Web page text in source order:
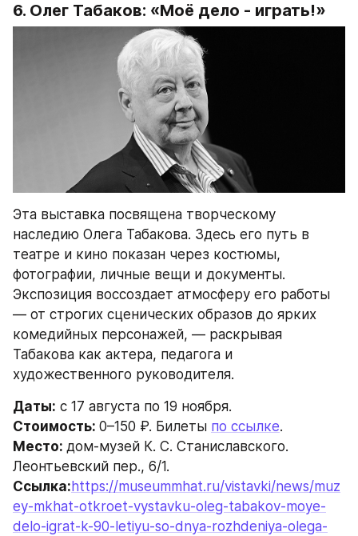
6. Олег Табаков: «Моё дело - играть!»
Эта выставка посвящена творческому
наследию Олега Табакова. Здесь его путь в
театре и кино показан через костюмы,
фотографии, личные вещи и документы.
Экспозиция воссоздает атмосферу его работы
— от строгих сценических образов до ярких
комедийных персонажей, — раскрывая
Табакова как актера, педагога и
художественного руководителя.
Даты: с 17 августа по 19 ноября.
Стоимость: 0–150 ₽. Билеты по ссылке.
Место: дом-музей К. С. Станиславского.
Леонтьевский пер., 6/1.
Ссылка: https://museummhat.ru/vistavki/news/muz
ey-mkhat-otkroet-vystavku-oleg-tabakov-moye-
delo-igrat-k-90-letiyu-so-dnya-rozhdeniya-olega-